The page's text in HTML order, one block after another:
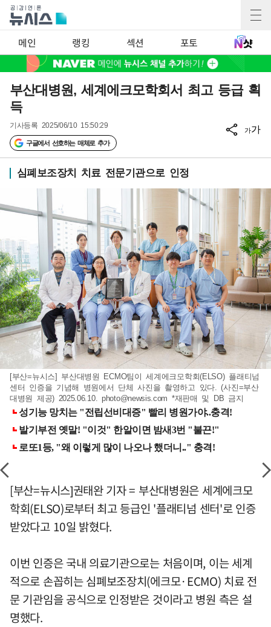
메인 랭킹 섹션 포토
부산대병원, 세계에크모학회서 최고 등급 획
득
기사등록 2025/06/10 15:50:29
구글에서 선호하는 매체로 추가
가가
심폐보조장치 치료 전문기관으로 인정
[부산=뉴시스] 부산대병원 ECMO팀이 세계에크모학회(ELSO) 플래티넘
센터 인증을 기념해 병원에서 단체 사진을 촬영하고 있다. (사진=부산
대병원 제공) 2025.06.10. photo@newsis.com *재판매 및 DB 금지
[부산=뉴시스]권태완 기자 = 부산대병원은 세계에크모
학회(ELSO)로부터 최고 등급인 '플래티넘 센터'로 인증
받았다고 10일 밝혔다.
이번 인증은 국내 의료기관으로는 처음이며, 이는 세계
적으로 손꼽히는 심폐보조장치(에크모·ECMO) 치료 전
문 기관임을 공식으로 인정받은 것이라고 병원 측은 설
명했다.